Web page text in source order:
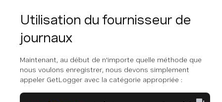
Utilisation du fournisseur de
journaux
Maintenant, au début de n'importe quelle méthode que
nous voulons enregistrer, nous devons simplement
appeler GetLogger avec la catégorie appropriée :